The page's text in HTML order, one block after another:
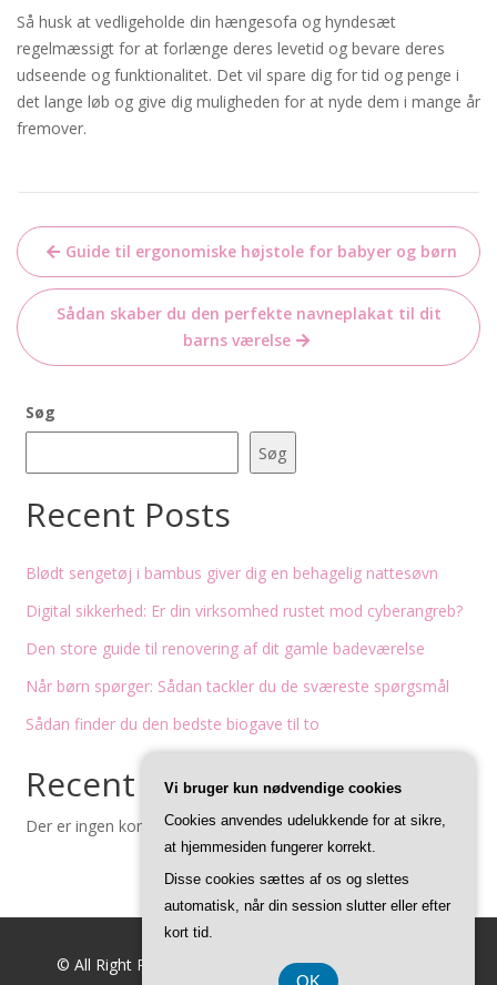
Så husk at vedligeholde din hængesofa og hyndesæt
regelmæssigt for at forlænge deres levetid og bevare deres
udseende og funktionalitet. Det vil spare dig for tid og penge i
det lange løb og give dig muligheden for at nyde dem i mange år
fremover.
Indlægsnavigation
Guide til ergonomiske højstole for babyer og børn
Sådan skaber du den perfekte navneplakat til dit
barns værelse
Søg
Søg
Recent Posts
Blødt sengetøj i bambus giver dig en behagelig nattesøvn
Digital sikkerhed: Er din virksomhed rustet mod cyberangreb?
Den store guide til renovering af dit gamle badeværelse
Når børn spørger: Sådan tackler du de sværeste spørgsmål
Sådan finder du den bedste biogave til to
Recent Comments
Der er ingen kommentarer at vise.
© All Right Reserved Feminine Style by
Vi bruger kun nødvendige cookies
Cookies anvendes udelukkende for at sikre,
at hjemmesiden fungerer korrekt.
Disse cookies sættes af os og slettes
automatisk, når din session slutter eller efter
kort tid.
OK